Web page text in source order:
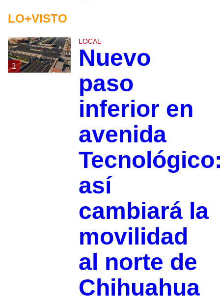
LO+VISTO
1
LOCAL
Nuevo
paso
inferior en
avenida
así
cambiará la
movilidad
al norte de
Chihuahua